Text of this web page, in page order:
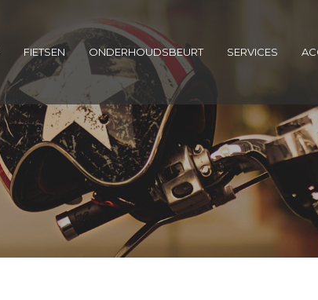
FIETSEN ONDERHOUDSBEURT SERVICES